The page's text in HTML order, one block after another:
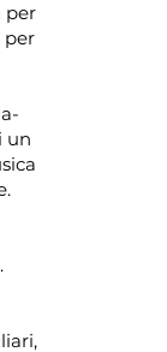
per
per
un